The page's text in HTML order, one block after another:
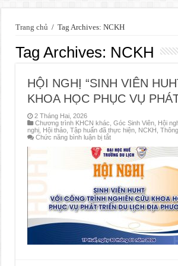
Trang chủ / Tag Archives: NCKH
Tag Archives: NCKH
HỘI NGHỊ “SINH VIÊN
KHOA HỌC PHỤC VỤ
2 Tháng Hai, 2026
Chương trình KHCN khác Góc Sinh Viên, Hội
nghị, Hội thảo, Tập huấn đã thực hiện, NCKH
Chức năng bình luận bị tắtở
NGHỊ
“SINH
VIÊN
HUHT
VỚI
CÔNG
TRÌNH
NGHIÊN
CỨU
PHỤC
VỤ
PHÁT